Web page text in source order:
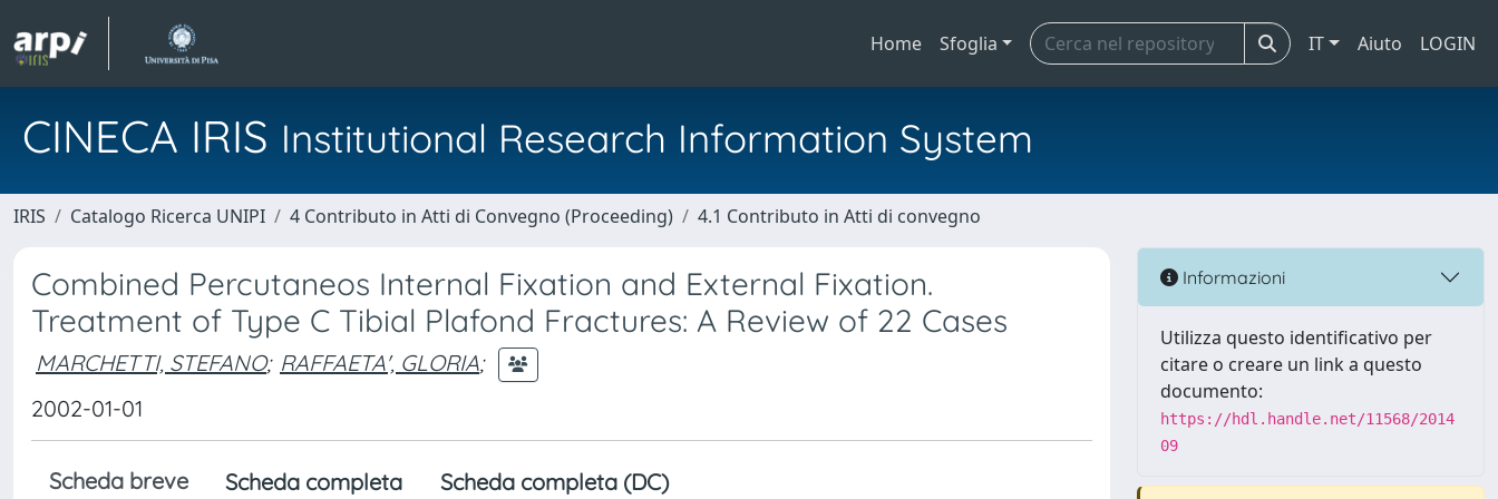
Home Sfoglia IT Aiuto LOGIN
CINECA IRIS Institutional Research Information System
IRIS Catalogo Ricerca UNIPI 4 Contributo in Atti di Convegno (Proceeding) 4.1 Contributo in Atti di convegno
Combined Percutaneos Internal Fixation and External Fixation.
Treatment of Type C Tibial Plafond Fractures: A Review of 22 Cases
MARCHETTI, STEFANO; RAFFAETA', GLORIA;
2002-01-01
Scheda breve Scheda completa Scheda completa (DC)
Informazioni
Utilizza questo identificativo per
citare o creare un link a questo
documento:
https://hdl.handle.net/11568/2014
09